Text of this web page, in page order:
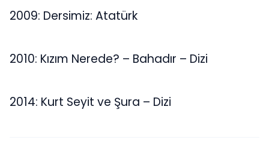
2009: Dersimiz: Atatürk
2010: Kızım Nerede? – Bahadır – Dizi
2014: Kurt Seyit ve Şura – Dizi